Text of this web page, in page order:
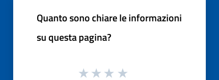
Quanto sono chiare le informazioni
su questa pagina?